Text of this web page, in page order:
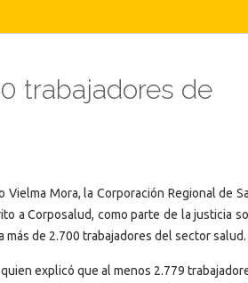
trabajadores de
Mora, la Corporación Regional de
a Corposalud, como parte de la justicia
de 2.700 trabajadores del sector salud.
explicó que al menos 2.779